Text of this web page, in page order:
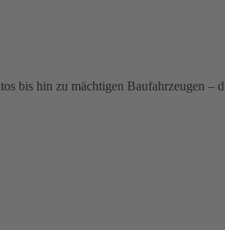
bis hin zu mächtigen Baufahrzeugen –